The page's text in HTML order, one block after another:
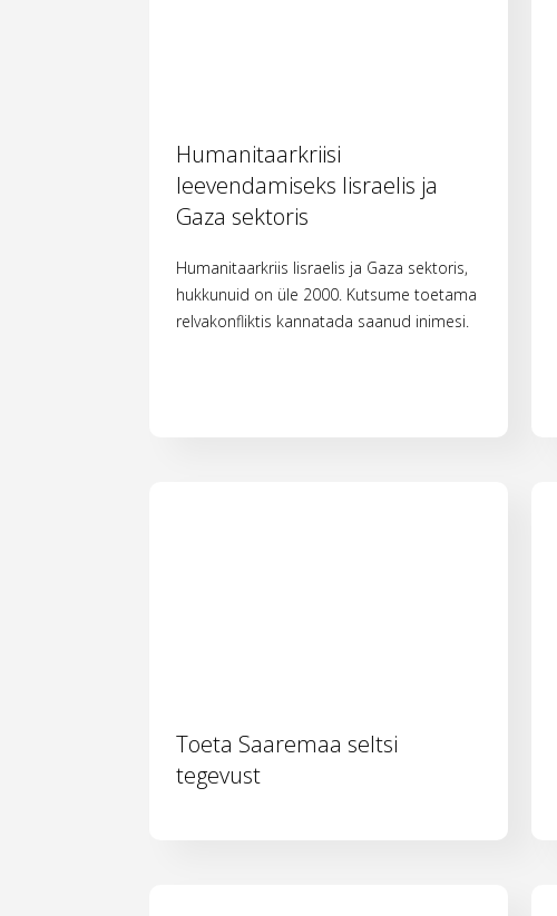
Humanitaarkriisi
leevendamiseks Iisraelis ja
Gaza sektoris
Humanitaarkriis Iisraelis ja Gaza sektoris,
hukkunuid on üle 2000. Kutsume toetama
relvakonfliktis kannatada saanud inimesi.
Toeta Saaremaa seltsi
tegevust